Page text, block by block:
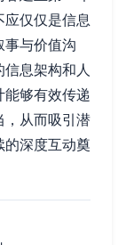
仅仅是信息
事与价值沟
息架构和人
够有效传递
，从而吸引潜
深度互动奠